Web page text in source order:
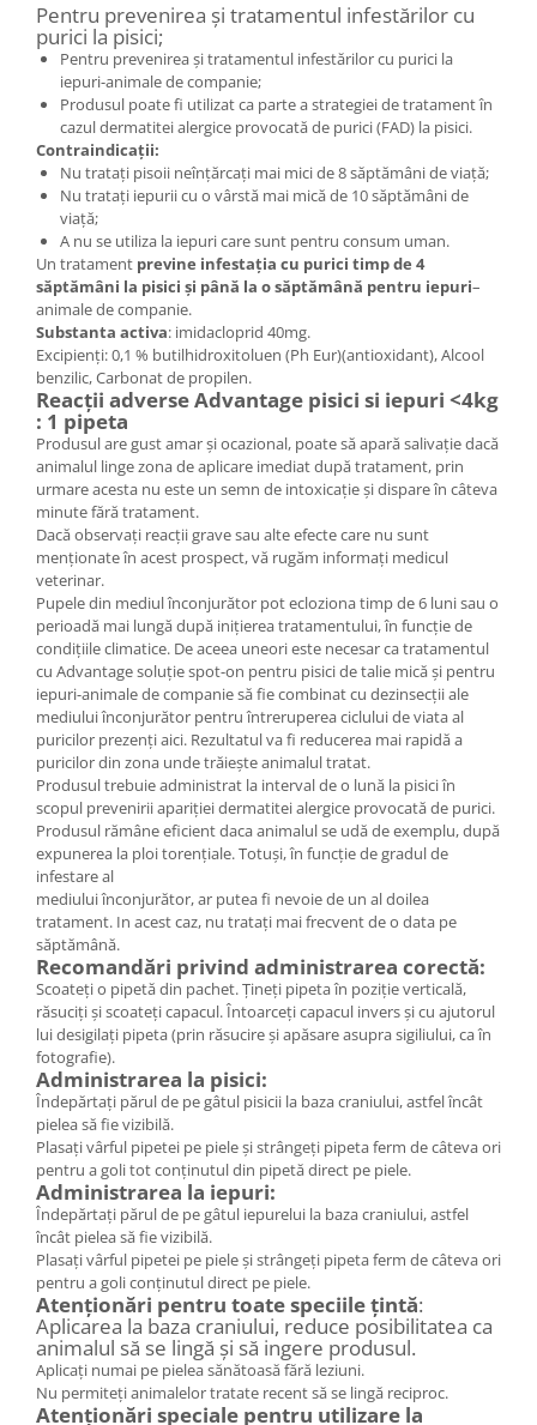
Pentru prevenirea şi tratamentul infestărilor cu
purici la pisici;
Pentru prevenirea şi tratamentul infestărilor cu purici la
iepuri-animale de companie;
Produsul poate fi utilizat ca parte a strategiei de tratament în
cazul dermatitei alergice provocată de purici (FAD) la pisici.
Contraindicaţii:
Nu trataţi pisoii neînţărcaţi mai mici de 8 săptămâni de viaţă;
Nu trataţi iepurii cu o vârstă mai mică de 10 săptămâni de
viaţă;
A nu se utiliza la iepuri care sunt pentru consum uman.
Un tratament previne infestaţia cu purici timp de 4
săptămâni la pisici şi până la o săptămână pentru iepuri–
animale de companie.
Substanta activa: imidacloprid 40mg.
Excipienţi: 0,1 % butilhidroxitoluen (Ph Eur)(antioxidant), Alcool
benzilic, Carbonat de propilen.
Reacţii adverse Advantage pisici si iepuri <4kg
: 1 pipeta
Produsul are gust amar şi ocazional, poate să apară salivaţie dacă
animalul linge zona de aplicare imediat după tratament, prin
urmare acesta nu este un semn de intoxicaţie şi dispare în câteva
minute fără tratament.
Dacă observaţi reacţii grave sau alte efecte care nu sunt
menţionate în acest prospect, vă rugăm informaţi medicul
veterinar.
Pupele din mediul înconjurător pot ecloziona timp de 6 luni sau o
perioadă mai lungă după iniţierea tratamentului, în funcţie de
condiţiile climatice. De aceea uneori este necesar ca tratamentul
cu Advantage soluţie spot-on pentru pisici de talie mică şi pentru
iepuri-animale de companie să fie combinat cu dezinsecţii ale
mediului înconjurător pentru întreruperea ciclului de viata al
puricilor prezenţi aici. Rezultatul va fi reducerea mai rapidă a
puricilor din zona unde trăieşte animalul tratat.
Produsul trebuie administrat la interval de o lună la pisici în
scopul prevenirii apariţiei dermatitei alergice provocată de purici.
Produsul rămâne eficient daca animalul se udă de exemplu, după
expunerea la ploi torenţiale. Totuşi, în funcţie de gradul de
infestare al
mediului înconjurător, ar putea fi nevoie de un al doilea
tratament. In acest caz, nu trataţi mai frecvent de o data pe
săptămână.
Recomandări privind administrarea corectă:
Scoateţi o pipetă din pachet. Ţineţi pipeta în poziţie verticală,
răsuciţi şi scoateţi capacul. Întoarceţi capacul invers şi cu ajutorul
lui desigilaţi pipeta (prin răsucire şi apăsare asupra sigiliului, ca în
fotografie).
Administrarea la pisici:
Îndepărtaţi părul de pe gâtul pisicii la baza craniului, astfel încât
pielea să fie vizibilă.
Plasaţi vârful pipetei pe piele şi strângeţi pipeta ferm de câteva ori
pentru a goli tot conţinutul din pipetă direct pe piele.
Administrarea la iepuri:
Îndepărtaţi părul de pe gâtul iepurelui la baza craniului, astfel
încât pielea să fie vizibilă.
Plasaţi vârful pipetei pe piele şi strângeţi pipeta ferm de câteva ori
pentru a goli conţinutul direct pe piele.
Atenţionări pentru toate speciile ţintă:
Aplicarea la baza craniului, reduce posibilitatea ca
animalul să se lingă şi să ingere produsul.
Aplicaţi numai pe pielea sănătoasă fără leziuni.
Nu permiteţi animalelor tratate recent să se lingă reciproc.
Atenţionări speciale pentru utilizare la